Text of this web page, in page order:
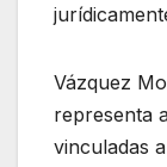
Vázquez
representa
vinculadas